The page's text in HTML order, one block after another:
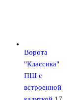
Ворота
"Классика"
ПШ с
встроенной